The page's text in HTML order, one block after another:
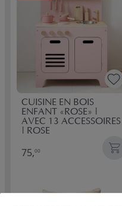
CUISINE EN BOIS
ENFANT «ROSE» |
AVEC 13 ACCESSOIRES
| ROSE
75,00